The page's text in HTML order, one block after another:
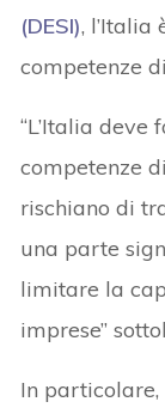
(DESI), l’Italia
competenze
“L’Italia
competenze
rischiano di
una parte
limitare la
imprese”
In